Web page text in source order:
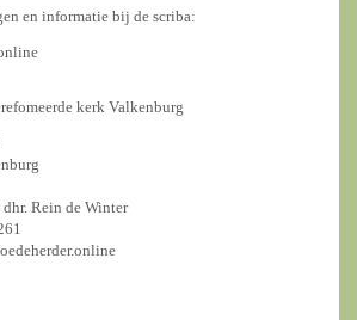
en informatie bij de scriba:
kerk Valkenburg
Rein de Winter